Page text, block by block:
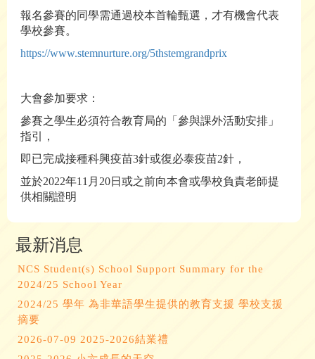
家長教師會
報名參賽的同學需通過校本首輪甄選，才有機會代表
學校參賽。
https://www.stemnurture.org/5thstemgrandprix
大會參加要求：
參賽之學生必須符合教育局的「參與課外活動安排」
指引，
即已完成接種科興疫苗3針或復必泰疫苗2針，
並於2022年11月20日或之前向本會或學校負責老師提
供相關證明
最新消息
NCS Student(s) School Support Summary for the
2024/25 School Year
2024/25 學年 為非華語學生提供的教育支援 學校支援
摘要
2026-07-09 2025-2026結業禮